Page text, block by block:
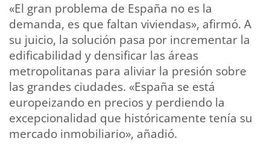
«El gran problema de España no es la
demanda, es que faltan viviendas», afirmó. A
su juicio, la solución pasa por incrementar la
edificabilidad y densificar las áreas
metropolitanas para aliviar la presión sobre
las grandes ciudades. «España se está
europeizando en precios y perdiendo la
excepcionalidad que históricamente tenía su
mercado inmobiliario», añadió.